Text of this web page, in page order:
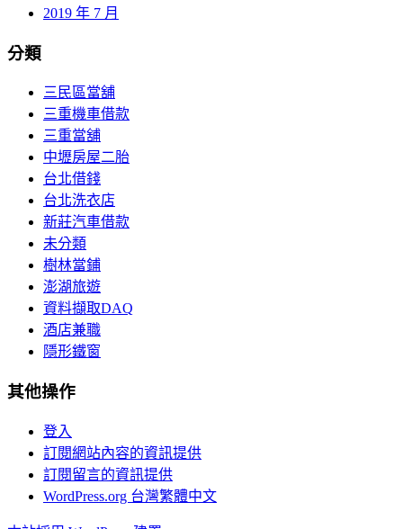
2019 年 7 月
分類
三民區當舖
三重機車借款
三重當舖
中壢房屋二胎
台北借錢
台北洗衣店
新莊汽車借款
未分類
樹林當鋪
澎湖旅遊
資料擷取DAQ
酒店兼職
隱形鐵窗
其他操作
登入
訂閱網站內容的資訊提供
訂閱留言的資訊提供
WordPress.org 台灣繁體中文